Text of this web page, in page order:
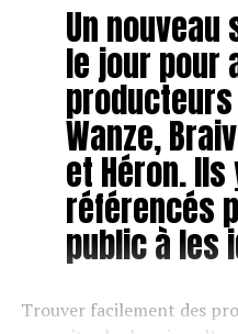
Un
le jour pour
Wanze,
et Héron.
référencés
public à les
Trouver facilement des